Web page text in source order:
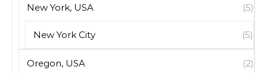
New York, USA (5)
New York City (5)
Oregon, USA (2)